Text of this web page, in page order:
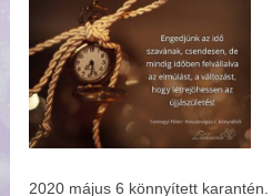
2020 május 6 könnyített